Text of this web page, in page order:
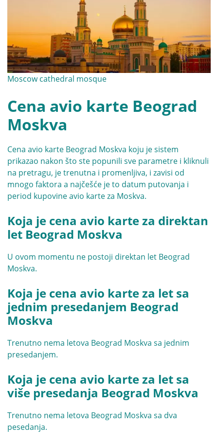
Moscow cathedral mosque
Cena avio karte Beograd
Moskva
Cena avio karte Beograd Moskva koju je sistem
prikazao nakon što ste popunili sve parametre i kliknuli
na pretragu, je trenutna i promenljiva, i zavisi od
mnogo faktora a najčešće je to datum putovanja i
period kupovine avio karte za Moskva.
Koja je cena avio karte za direktan
let Beograd Moskva
U ovom momentu ne postoji direktan let Beograd
Moskva.
Koja je cena avio karte za let sa
jednim presedanjem Beograd
Moskva
Trenutno nema letova Beograd Moskva sa jednim
presedanjem.
Koja je cena avio karte za let sa
više presedanja Beograd Moskva
Trenutno nema letova Beograd Moskva sa dva
pesedanja.